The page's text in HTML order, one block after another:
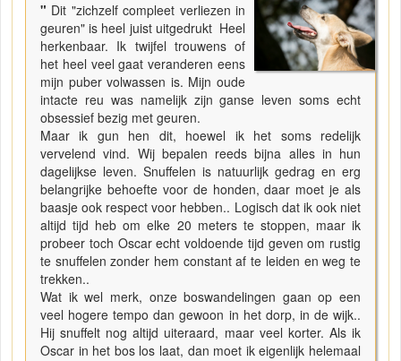
" Dit "zichzelf compleet verliezen in
geuren" is heel juist uitgedrukt Heel
herkenbaar. Ik twijfel trouwens of
het heel veel gaat veranderen eens
mijn puber volwassen is. Mijn oude
intacte reu was namelijk zijn ganse leven soms echt
obsessief bezig met geuren.
Maar ik gun hen dit, hoewel ik het soms redelijk
vervelend vind. Wij bepalen reeds bijna alles in hun
dagelijkse leven. Snuffelen is natuurlijk gedrag en erg
belangrijke behoefte voor de honden, daar moet je als
baasje ook respect voor hebben.. Logisch dat ik ook niet
altijd tijd heb om elke 20 meters te stoppen, maar ik
probeer toch Oscar echt voldoende tijd geven om rustig
te snuffelen zonder hem constant af te leiden en weg te
trekken..
Wat ik wel merk, onze boswandelingen gaan op een
veel hogere tempo dan gewoon in het dorp, in de wijk..
Hij snuffelt nog altijd uiteraard, maar veel korter. Als ik
Oscar in het bos los laat, dan moet ik eigenlijk helemaal